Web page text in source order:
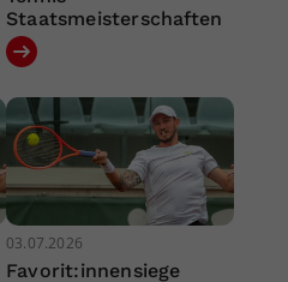
Staatsmeisterschaften
03.07.2026
Favorit:innensiege